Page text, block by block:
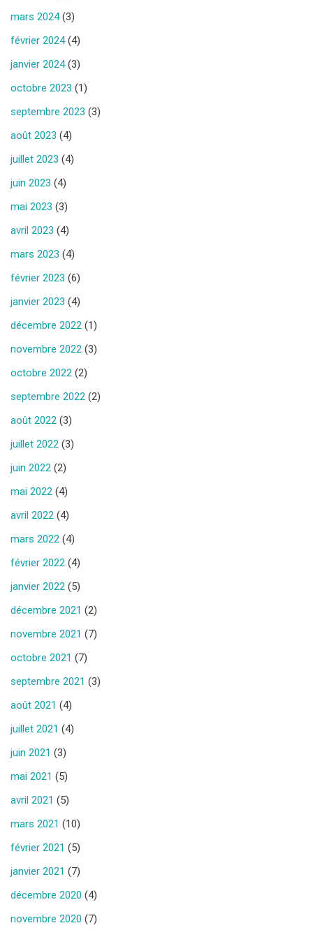
mars 2024(3)
février 2024(4)
janvier 2024(3)
octobre 2023 (1)
septembre 2023 (3)
août 2023 (4)
juillet 2023 (4)
juin 2023 (4)
mai 2023 (3)
avril 2023 (4)
mars 2023 (4)
février 2023 (6)
janvier 2023 (4)
décembre 2022 (1)
novembre 2022 (3)
octobre 2022 (2)
septembre 2022 (2)
août 2022 (3)
juillet 2022 (3)
juin 2022 (2)
mai 2022 (4)
avril 2022 (4)
mars 2022 (4)
février 2022 (4)
janvier 2022 (5)
décembre 2021 (2)
novembre 2021 (7)
octobre 2021 (7)
septembre 2021 (3)
août 2021 (4)
juillet 2021 (4)
juin 2021 (3)
mai 2021 (5)
avril 2021 (5)
mars 2021 (10)
février 2021 (5)
janvier 2021 (7)
décembre 2020 (4)
novembre 2020 (7)